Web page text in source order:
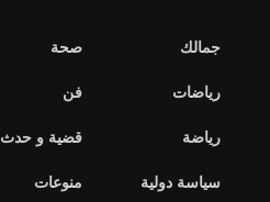
جمالك
رياضات
رياضة
سياسة دولية
صحة
فن
قضية و حدث
منوعات